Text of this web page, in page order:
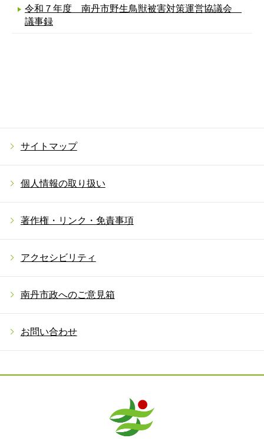
令和７年度 南丹市野生鳥獣被害対策運営協議会
議事録
サイトマップ
個人情報の取り扱い
著作権・リンク・免責事項
アクセシビリティ
南丹市政へのご意見箱
お問い合わせ